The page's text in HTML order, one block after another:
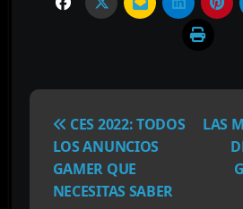
N
CES 2022: TODOS
LOS ANUNCIOS
GAMER QUE
NECESITAS SABER
LAS